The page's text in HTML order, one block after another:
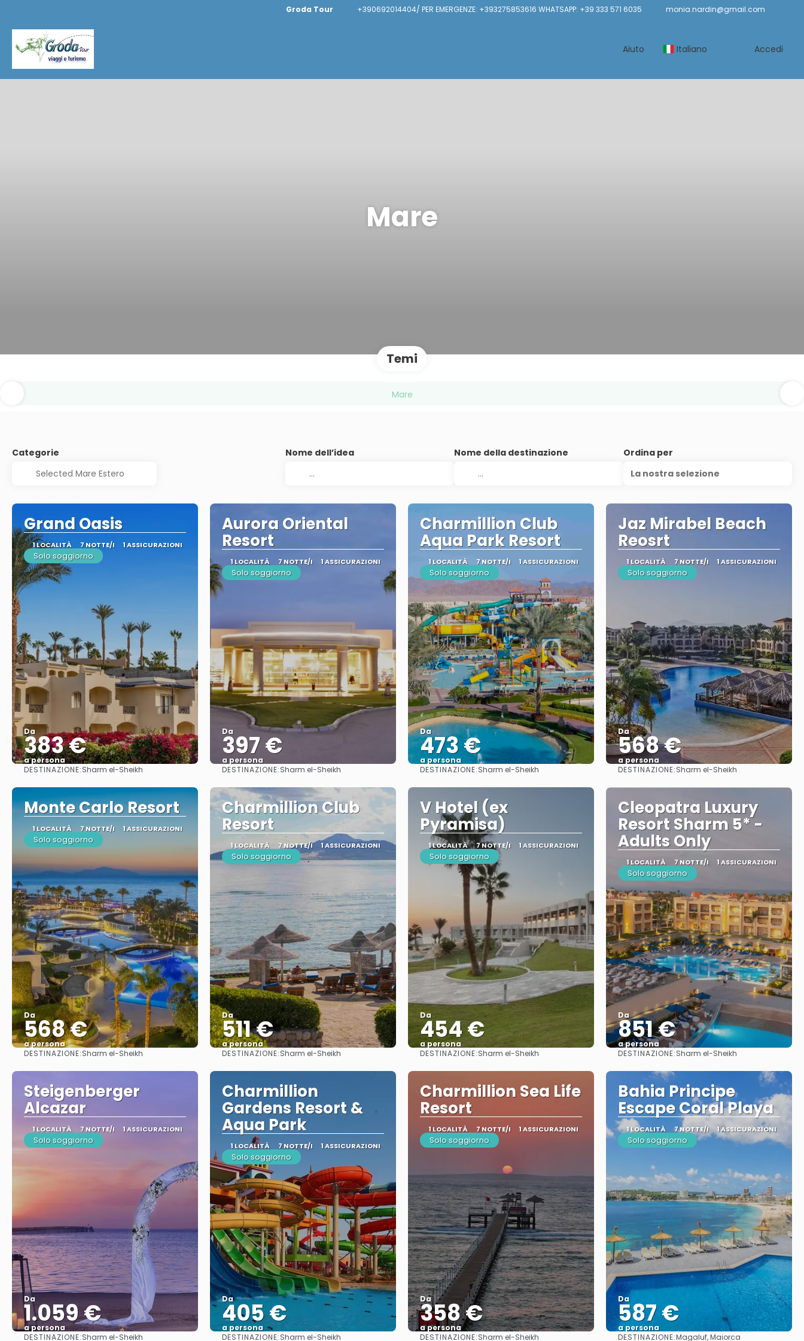
Groda Tour +390692014404/ PER EMERGENZE: +393275853616 WHATSAPP: +39 333 571 6035 monia.nardin@gmail.com
Aiuto Italiano Accedi
Mare
Temi
Mare
Categorie Nome dell’idea Nome della destinazione
Ordina per
La nostra selezione
Grand Oasis
1 LOCALITÀ 7 NOTTE/I 1 ASSICURAZIONI
Solo soggiorno
Da
383 €
a persona
Vedere
DESTINAZIONE:Sharm el-Sheikh
Aurora Oriental
Resort
1 LOCALITÀ 7 NOTTE/I 1 ASSICURAZIONI
Solo soggiorno
Da
397 €
a persona
Vedere
DESTINAZIONE:Sharm el-Sheikh
Charmillion Club
Aqua Park Resort
1 LOCALITÀ 7 NOTTE/I 1 ASSICURAZIONI
Solo soggiorno
Da
473 €
a persona
Vedere
DESTINAZIONE:Sharm el-Sheikh
Jaz Mirabel Beach
Reosrt
1 LOCALITÀ 7 NOTTE/I 1 ASSICURAZIONI
Solo soggiorno
Da
568 €
a persona
Vedere
DESTINAZIONE:Sharm el-Sheikh
Monte Carlo Resort
1 LOCALITÀ 7 NOTTE/I 1 ASSICURAZIONI
Solo soggiorno
Da
568 €
a persona
Vedere
DESTINAZIONE:Sharm el-Sheikh
Charmillion Club
Resort
1 LOCALITÀ 7 NOTTE/I 1 ASSICURAZIONI
Solo soggiorno
Da
511 €
a persona
Vedere
DESTINAZIONE:Sharm el-Sheikh
V Hotel (ex
Pyramisa)
1 LOCALITÀ 7 NOTTE/I 1 ASSICURAZIONI
Solo soggiorno
Da
454 €
a persona
Vedere
DESTINAZIONE:Sharm el-Sheikh
Cleopatra Luxury
Resort Sharm 5* -
Adults Only
1 LOCALITÀ 7 NOTTE/I 1 ASSICURAZIONI
Solo soggiorno
Da
851 €
a persona
Vedere
DESTINAZIONE:Sharm el-Sheikh
Steigenberger
Alcazar
1 LOCALITÀ 7 NOTTE/I 1 ASSICURAZIONI
Solo soggiorno
Da
1.059 €
a persona
DESTINAZIONE:Sharm el-Sheikh
Charmillion
Gardens Resort &
Aqua Park
1 LOCALITÀ 7 NOTTE/I 1 ASSICURAZIONI
Solo soggiorno
Da
405 €
a persona
DESTINAZIONE:Sharm el-Sheikh
Charmillion Sea Life
Resort
1 LOCALITÀ 7 NOTTE/I 1 ASSICURAZIONI
Solo soggiorno
Da
358 €
a persona
DESTINAZIONE:Sharm el-Sheikh
Bahia Principe
Escape Coral Playa
1 LOCALITÀ 7 NOTTE/I 1 ASSICURAZIONI
Solo soggiorno
Da
587 €
a persona
DESTINAZIONE:Magaluf, Maiorca